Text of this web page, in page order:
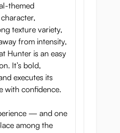
cm
22 cm
23 cm
themed
texture variety,
from intensity,
Hunter is an easy
It’s bold,
executes its
with confidence.
— and one
among the